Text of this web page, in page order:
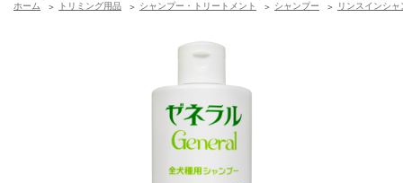
ホーム トリミング用品 シャンプー・トリートメント シャンプー リンスインシャ